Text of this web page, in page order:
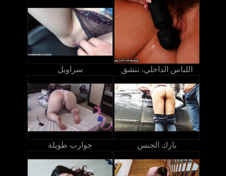
سراويل اللباس الداخلي، تنشق
جوارب طويلة بارك الجنس